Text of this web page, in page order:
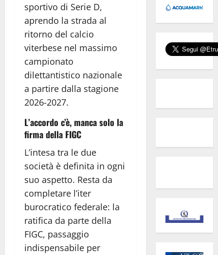
sportivo di Serie D,
aprendo la strada al
ritorno del calcio
viterbese nel massimo
campionato
dilettantistico nazionale
a partire dalla stagione
2026-2027.
L’accordo c’è, manca solo la
firma della FIGC
L’intesa tra le due
società è definita in ogni
suo aspetto. Resta da
completare l’iter
burocratico federale: la
ratifica da parte della
FIGC, passaggio
indispensabile per